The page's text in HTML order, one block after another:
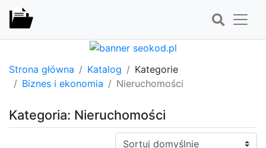
Strona główna Katalog
Kategorie
Biznes i ekonomia
Nieruchomości
Kategoria: Nieruchomości
Sortuj: